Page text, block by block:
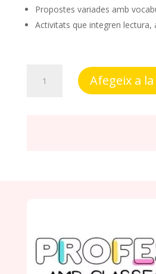
Propostes variades amb
Activitats que integren lectura,
Afegeix a